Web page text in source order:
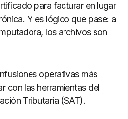
para facturar en lugar
Y es lógico que pase: a
los archivos son
operativas más
con las herramientas del
Tributaria (SAT).